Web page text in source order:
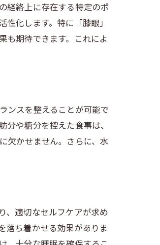
経絡上に存在する特定のポ
化します。特に「膝眼」
も期待できます。これによ
ンスを整えることが可能で
や糖分を控えた食事は、
欠かせません。さらに、水
、適切なセルフケアが求め
落ち着かせる効果がありま